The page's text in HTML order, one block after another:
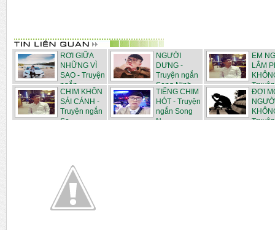
RƠI GIỮA
NHỮNG VÌ
SAO - Truyện
ngắn...
NGƯỜI
DƯNG -
Truyện ngắn
Song Ninh
EM
LẮM
CHIM KHÔN
SẢI CÁNH -
Truyện ngắn
So...
TIẾNG CHIM
HÓT - Truyện
ngắn Song
N...
ĐỢI